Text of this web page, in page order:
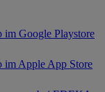
Google Playstore
Apple App Store